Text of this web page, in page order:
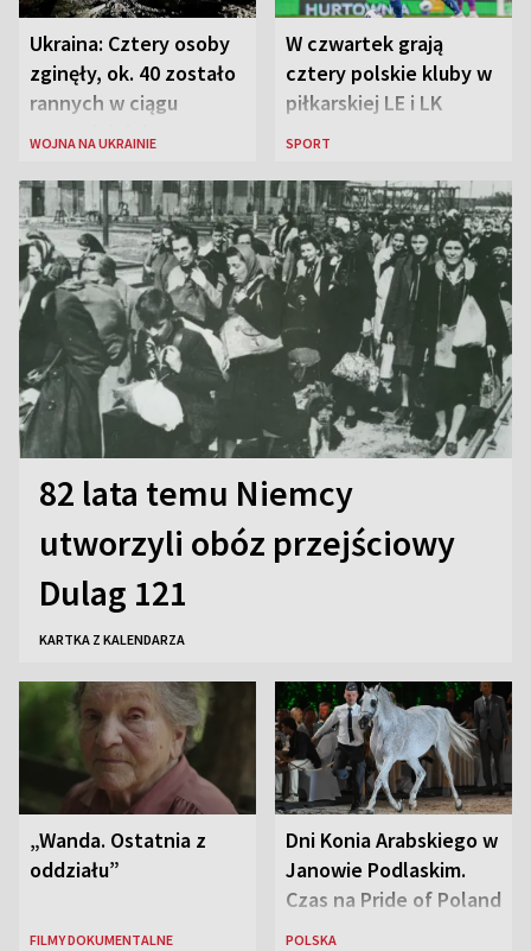
Ukraina: Cztery osoby
zginęły, ok. 40 zostało
rannych w ciągu
ostatniej doby w
WOJNA NA UKRAINIE
W czwartek grają
cztery polskie kluby w
piłkarskiej LE i LK
SPORT
82 lata temu Niemcy
utworzyli obóz przejściowy
Dulag 121
KARTKA Z KALENDARZA
„Wanda. Ostatnia z
oddziału”
FILMY DOKUMENTALNE
Dni Konia Arabskiego w
Janowie Podlaskim.
Czas na Pride of Poland
POLSKA